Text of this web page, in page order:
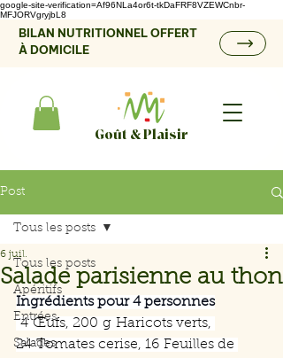
google-site-verification=Af96NLa4or6t-tkDaFRF8VZEWCnbr-
MFJORVgryjbL8
BILAN NUTRITIONNEL OFFERT
À DOMICILE
Goût & Plaisir
Post
Tous les posts
Apéritifs
Entrées
Salades
Tous les posts
Salade parisienne au thon
6 juil.
Ingrédients pour 4 personnes
4 Œufs, 200 g Haricots verts,
24 Tomates cerise, 16 Feuilles de